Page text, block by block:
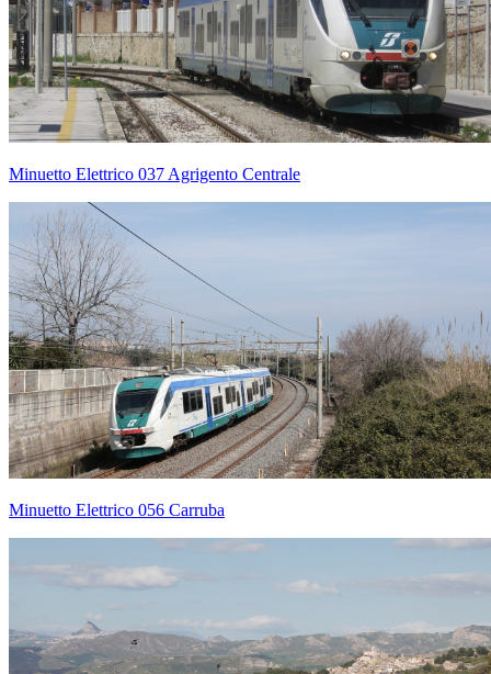
Minuetto Elettrico 037 Agrigento Centrale
Minuetto Elettrico 056 Carruba